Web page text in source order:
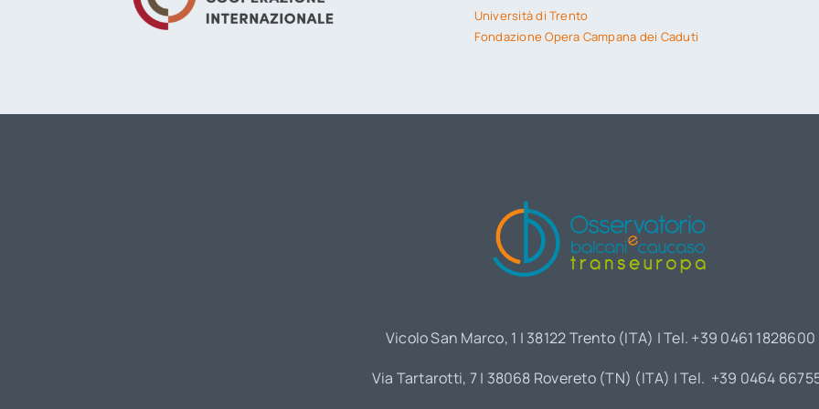
Università di Trento
Fondazione Opera Campana dei Caduti
Vicolo San Marco, 1 | 38122 Trento (ITA) | Tel. +39 0461 1828600
Via Tartarotti, 7 | 38068 Rovereto (TN) (ITA) | Tel. +39 0464